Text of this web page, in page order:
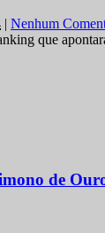
| Nenhum
que
de